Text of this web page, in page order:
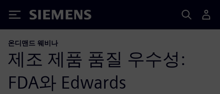
Siemens
온디맨드 웨비나
제조 제품 품질 우수성:
FDA와 Edwards